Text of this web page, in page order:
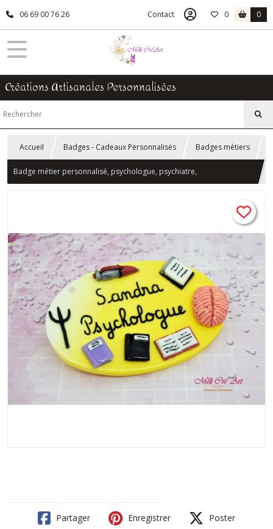
06 69 00 76 26 Contact 0 0
Créations Artisanales Personnalisées
Accueil Badges - Cadeaux Personnalisés Badges métiers
Badge métier personnalisé, psychologue, psychiatre,
Partager Enregistrer Poster